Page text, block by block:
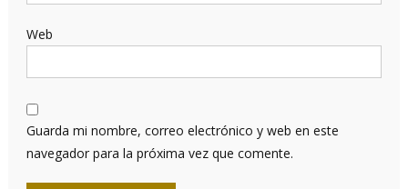
Web
Guarda mi nombre, correo electrónico y web en este
navegador para la próxima vez que comente.